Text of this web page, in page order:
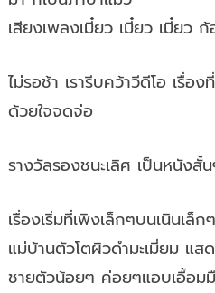
เสียงเพลงเมี๋ยว เมี๋ยว เมี๋ยว
ไม่รอช้า เรารีบคว้าวีดีโอ เรื่อ
ด้วยใจจดจ่อ
รางวัลรองชนะเลิศ เป็นหนังสั้
เรื่องเริ่มที่เพิงเล็กๆบนเนินเล็
แม่บ้านตัวโตผิวดำมะเมี่ยม แ
ชายตัวน้อยๆ ค่อยๆแอบเอื้อม